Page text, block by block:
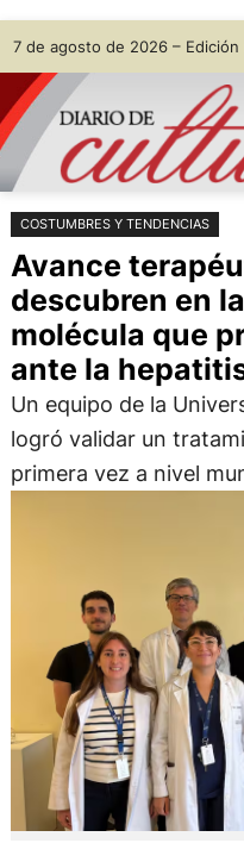
Saltar
al
contenido
Skip
to
content
7 de agosto de 2026 – Edición
COSTUMBRES Y TENDENCIAS
Avance
descubren en
molécula que
ante la
Un equipo de la
logró validar un
primera vez a nivel